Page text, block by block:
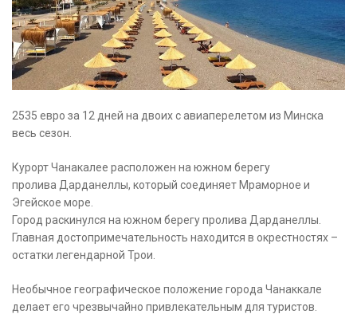
2535 евро за 12 дней на двоих с авиаперелетом из Минска
весь сезон.
Курорт Чанакалее расположен на южном берегу
пролива Дарданеллы, который соединяет Мраморное и
Эгейское море.
Город раскинулся на южном берегу пролива Дарданеллы.
Главная достопримечательность находится в окрестностях –
остатки легендарной Трои.
Необычное географическое положение города Чанаккале
делает его чрезвычайно привлекательным для туристов.